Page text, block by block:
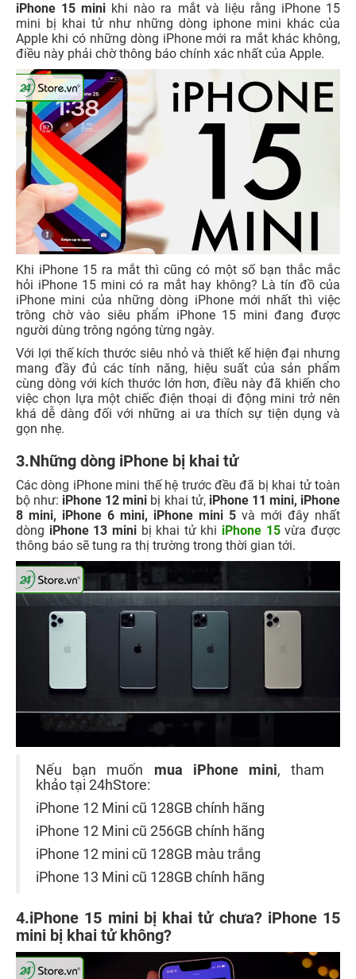
iPhone 15 mini khi nào ra mắt và liệu rằng iPhone 15
mini bị khai tử như những dòng iphone mini khác của
Apple khi có những dòng iPhone mới ra mắt khác không,
điều này phải chờ thông báo chính xác nhất của Apple.
Khi iPhone 15 ra mắt thì cũng có một số bạn thắc mắc
hỏi iPhone 15 mini có ra mắt hay không? Là tín đồ của
iPhone mini của những dòng iPhone mới nhất thì việc
trông chờ vào siêu phẩm iPhone 15 mini đang được
người dùng trông ngóng từng ngày.
Với lợi thế kích thước siêu nhỏ và thiết kế hiện đại nhưng
mang đầy đủ các tính năng, hiệu suất của sản phẩm
cùng dòng với kích thước lớn hơn, điều này đã khiến cho
việc chọn lựa một chiếc điện thoại di động mini trở nên
khá dễ dàng đối với những ai ưa thích sự tiện dụng và
gọn nhẹ.
3.Những dòng iPhone bị khai tử
Các dòng iPhone mini thế hệ trước đều đã bị khai tử toàn
bộ như: iPhone 12 mini bị khai tử, iPhone 11 mini, iPhone
8 mini, iPhone 6 mini, iPhone mini 5 và mới đây nhất
dòng iPhone 13 minibị khai tử khi iPhone 15vừa được
thông báo sẽ tung ra thị trường trong thời gian tới.
Nếu bạn muốn mua iPhone mini, tham
khảo tại 24hStore:
iPhone 12 Mini cũ 128GB chính hãng
iPhone 12 Mini cũ 256GB chính hãng
iPhone 12 mini cũ 128GB màu trắng
iPhone 13 Mini cũ 128GB chính hãng
4.iPhone 15 mini bị khai tử chưa? iPhone 15
mini bị khai tử không?